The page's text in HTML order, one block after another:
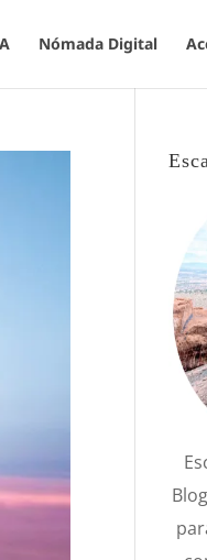
Nómada Digital